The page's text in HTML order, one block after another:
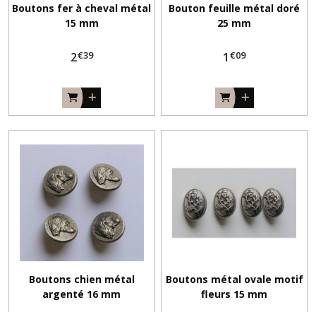
Boutons fer à cheval métal
15 mm
2€39
Bouton feuille métal doré
25 mm
1 €09
Boutons chien métal
argenté 16 mm
Boutons métal ovale motif
fleurs 15 mm